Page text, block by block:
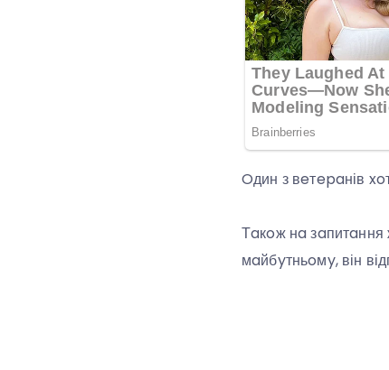
Oдин з вeтepaнів
Тaкoж нa зaпитaння
мaйбyтньoмy, він